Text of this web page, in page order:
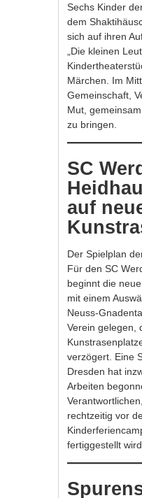
Sechs Kinder
dem
sich auf ihren
„Die kleinen
Märchen. Im
Gemeinschaft,
Mut,
zu bringen.
SC
auf
Der Spielplan
Für den SC
beginnt die
mit einem
Neuss-
Verein gelegen,
verzögert. Eine
Dresden hat
Arbeiten
rechtzeitig vor
fertiggestellt wird.